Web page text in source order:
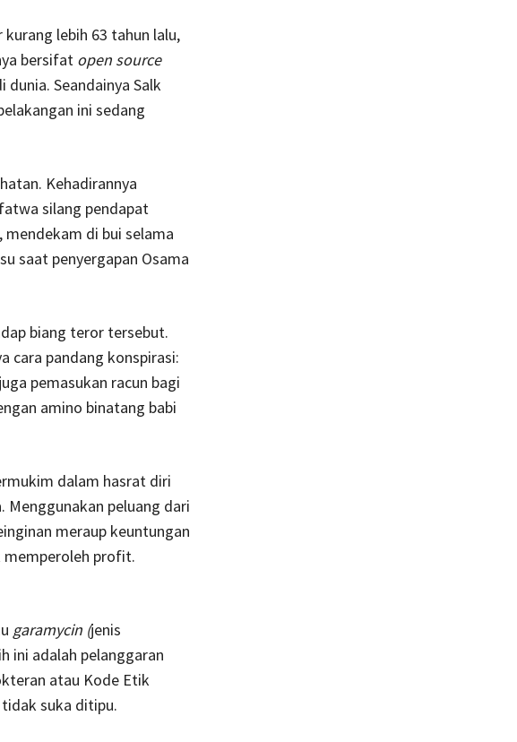
lebih 63 tahun lalu,
bersifat open source
Seandainya Salk
ini sedang
Kehadirannya
silang pendapat
di bui selama
saat penyergapan Osama
biang teror tersebut.
cara pandang konspirasi:
pemasukan racun bagi
amino binatang babi
dalam hasrat diri
peluang dari
meraup keuntungan
memperoleh profit.
garamycin (jenis
ini adalah pelanggaran
atau Kode Etik
tidak suka ditipu.